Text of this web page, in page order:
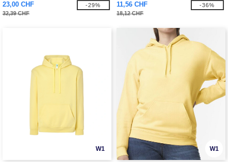
23,00 CHF
32,39 CHF
-29% 11,56 CHF
18,12 CHF
-36%
W1 W1